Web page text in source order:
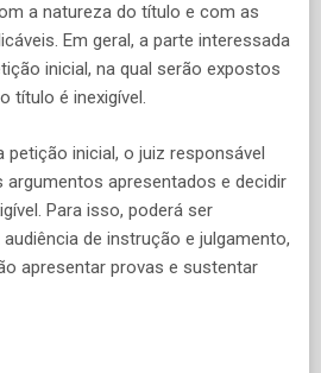
a natureza do título e com as
Em geral, a parte interessada
inicial, na qual serão expostos
título é inexigível.
inicial, o juiz responsável
argumentos apresentados e decidir
Para isso, poderá ser
de instrução e julgamento,
apresentar provas e sustentar